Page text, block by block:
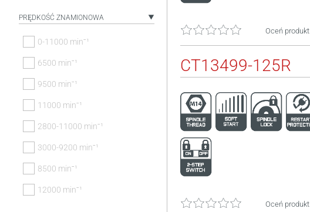
PRĘDKOŚĆ ZNAMIONOWA
0-11000 minˉ¹
6500 minˉ¹
9500 minˉ¹
11000 minˉ¹
2800-11000 minˉ¹
3000-9200 minˉ¹
8500 minˉ¹
12000 minˉ¹
Oceń produkt
CT13499-125R
Oceń produkt